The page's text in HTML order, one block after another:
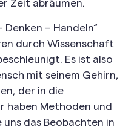
Zeit abräumen.
Denken – Handeln“
durch Wissenschaft
Es ist also
mit seinem Gehirn,
der in die
haben Methoden und
das Beobachten in